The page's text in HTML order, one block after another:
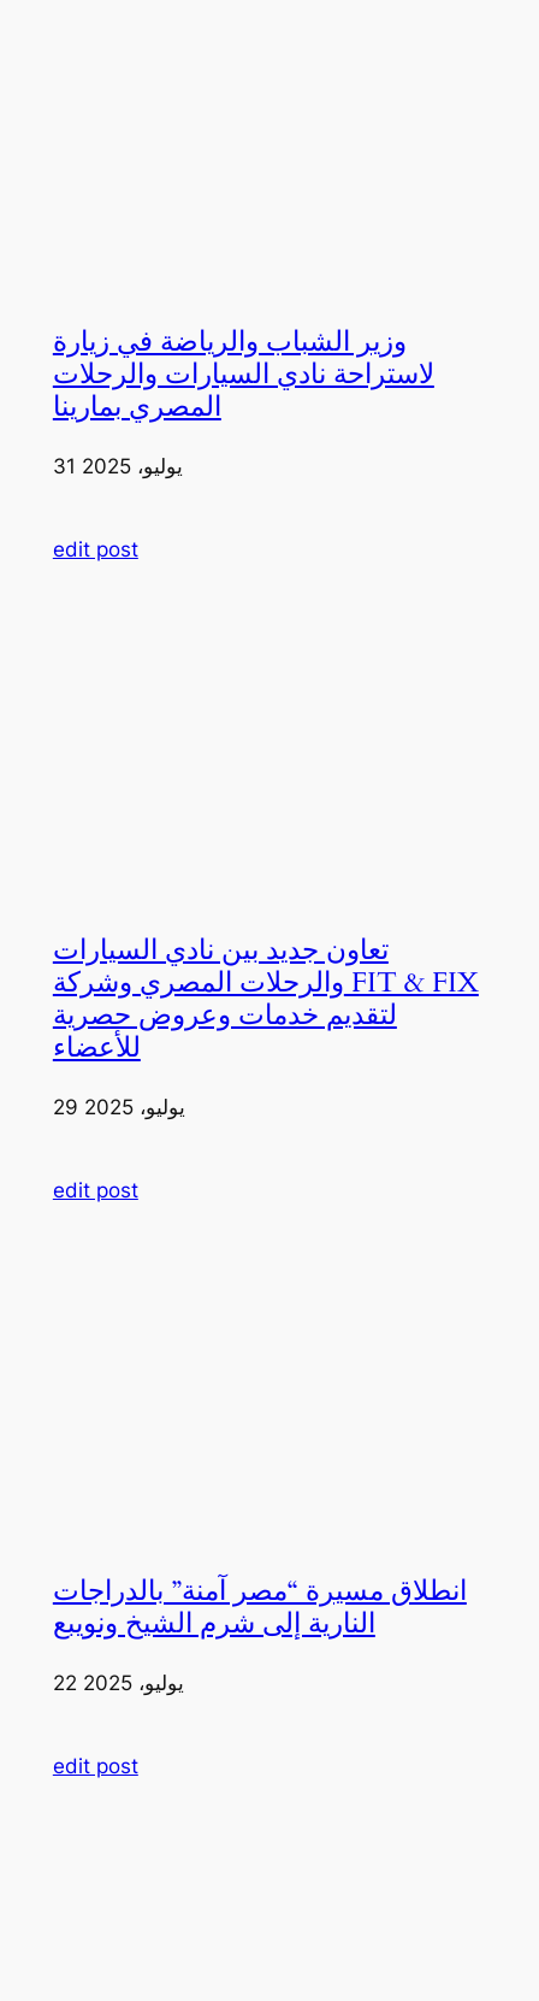
وزير الشباب والرياضة في زيارة
لاستراحة نادي السيارات والرحلات
المصري بمارينا
31 يوليو، 2025
edit post
تعاون جديد بين نادي السيارات
والرحلات المصري وشركة FIT & FIX
لتقديم خدمات وعروض حصرية
للأعضاء
29 يوليو، 2025
edit post
انطلاق مسيرة “مصر آمنة” بالدراجات
النارية إلى شرم الشيخ ونويبع
22 يوليو، 2025
edit post